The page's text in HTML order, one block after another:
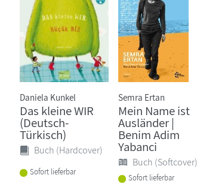
Daniela Kunkel
Das kleine WIR
(Deutsch-
Türkisch)
Buch (Hardcover)
Sofort lieferbar
Semra Ertan
Mein Name ist
Ausländer |
Benim Adim
Yabanci
Buch (Softcover)
Sofort lieferbar